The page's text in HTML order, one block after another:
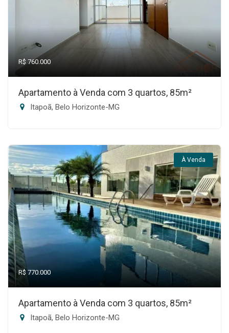
R$ 760.000
Apartamento à Venda com 3 quartos, 85m²
Itapoã, Belo Horizonte-MG
À Venda
R$ 770.000
Apartamento à Venda com 3 quartos, 85m²
Itapoã, Belo Horizonte-MG